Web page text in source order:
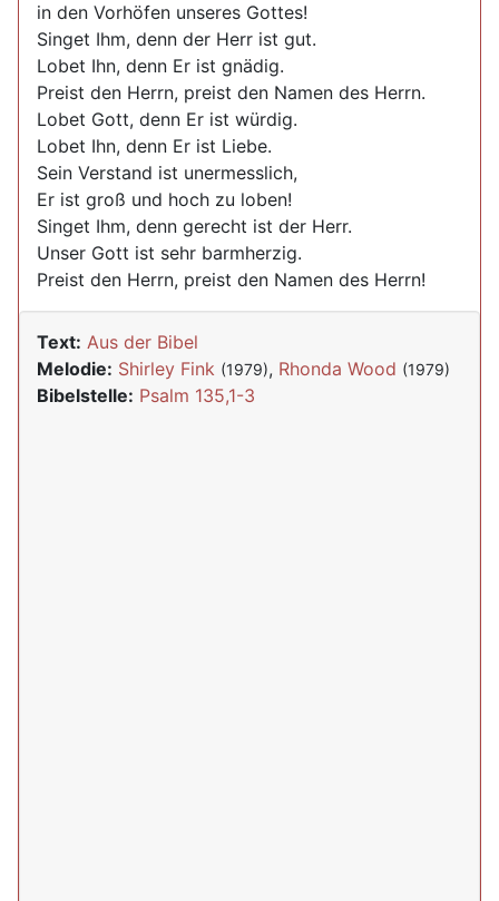
in den Vorhöfen unseres Gottes!
Singet Ihm, denn der Herr ist gut.
Lobet Ihn, denn Er ist gnädig.
Preist den Herrn, preist den Namen des Herrn.
Lobet Gott, denn Er ist würdig.
Lobet Ihn, denn Er ist Liebe.
Sein Verstand ist unermesslich,
Er ist groß und hoch zu loben!
Singet Ihm, denn gerecht ist der Herr.
Unser Gott ist sehr barmherzig.
Preist den Herrn, preist den Namen des Herrn!
Text: Aus der Bibel
Melodie: Shirley Fink (1979), Rhonda Wood (1979)
Bibelstelle: Psalm 135,1-3